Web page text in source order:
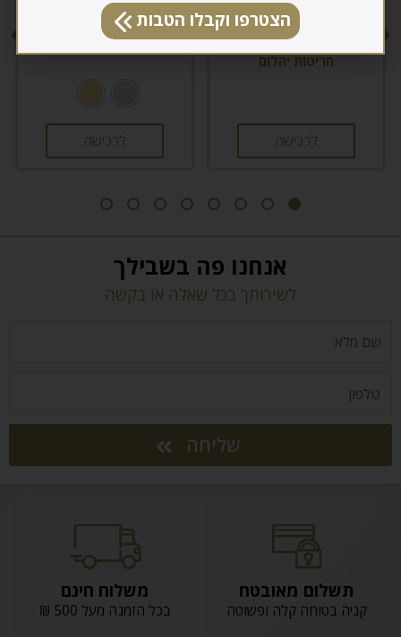
טבעת יהלומים טבעת גל- גלי
אנחנו פה בשבילך
לשירותך בכל שאלה או בקשה
שליחה
תשלום מאובטח
קניה בטוחה קלה ופשוטה
משלוח חינם
בכל הזמנה מעל 500 ₪
הצטרפו וקבלו הטבות